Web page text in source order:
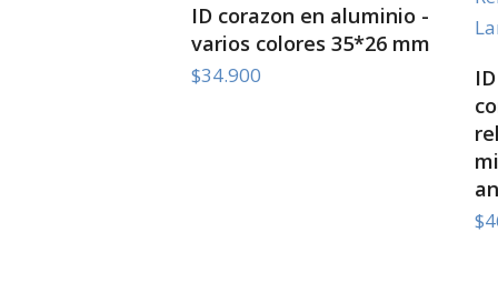
SELECT OPTIONS
ID corazon en aluminio -
varios colores 35*26 mm
$34.900
$